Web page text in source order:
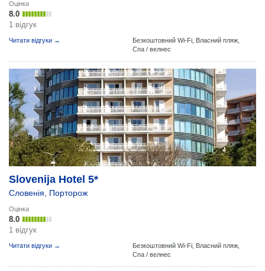
Оцінка
8.0
1 відгук
Читати відгуки → Безкоштовний Wi-Fi, Власний пляж,
Спа / велнес
Slovenija Hotel 5*
Словенія Порторож
Оцінка
8.0
1 відгук
Читати відгуки → Безкоштовний Wi-Fi, Власний пляж,
Спа / велнес